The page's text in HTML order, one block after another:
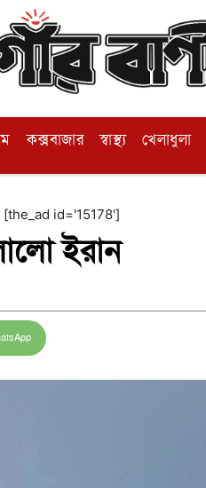
কক্সবাজার স্বাস্থ্য খেলাধুলা
[the_ad id='15178']
ইরান